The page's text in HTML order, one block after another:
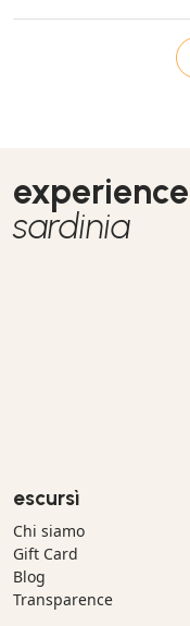
experience
sardinia
escursì
Chi siamo
Gift Card
Blog
Transparence